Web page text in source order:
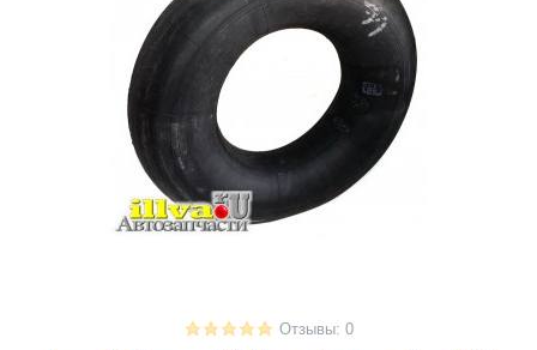
Отзывы: 0